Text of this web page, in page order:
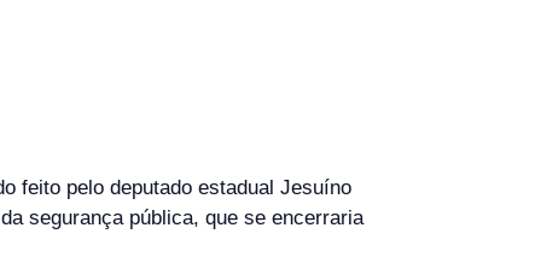
feito pelo deputado estadual Jesuíno
segurança pública, que se encerraria